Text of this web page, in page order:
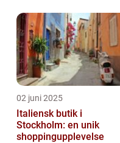
02 juni 2025
Italiensk butik i
Stockholm: en unik
shoppingupplevelse